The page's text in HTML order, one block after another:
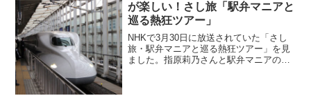
が楽しい！さし旅「駅弁マニアと
巡る熱狂ツアー」
NHKで3月30日に放送されていた「さし
旅・駅弁マニアと巡る熱狂ツアー」を見
ました。指原莉乃さんと駅弁マニアのお